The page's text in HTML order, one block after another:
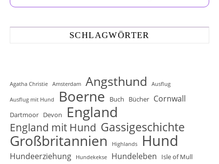
SCHLAGWÖRTER
Agatha Christie Amsterdam Angsthund Ausflug
Ausflug mit Hund Boerne Buch Bücher Cornwall
Dartmoor Devon England
England mit Hund Gassigeschichte
Großbritannien Highlands Hund
Hundeerziehung Hundekekse Hundeleben Isle of Mull